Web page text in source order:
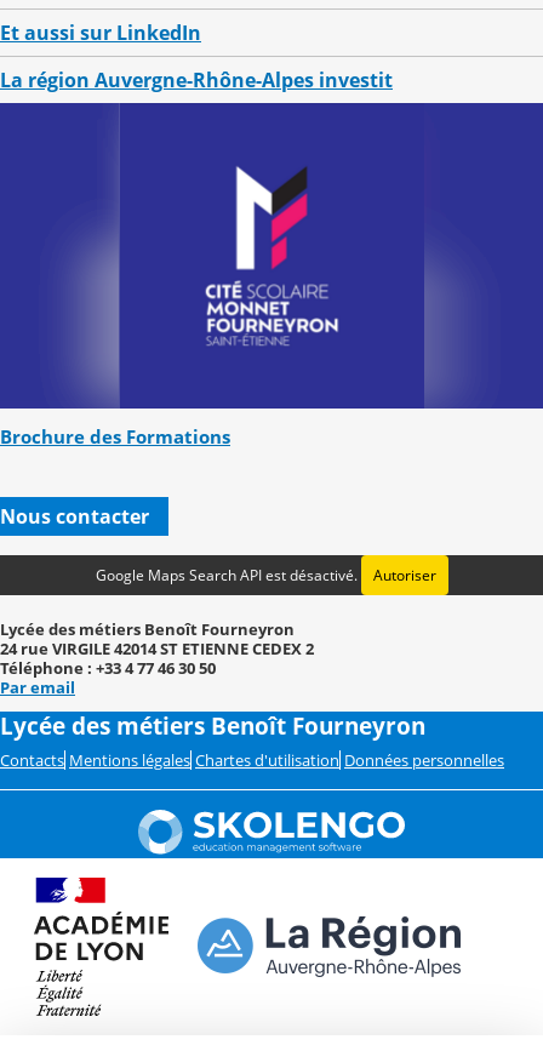
Et aussi sur LinkedIn
La région Auvergne-Rhône-Alpes investit
Brochure des Formations
Nous contacter
Google Maps Search API est désactivé. Autoriser
Lycée des métiers Benoît Fourneyron
24 rue VIRGILE 42014 ST ETIENNE CEDEX 2
Téléphone : +33 4 77 46 30 50
Par email
Lycée des métiers Benoît Fourneyron
Contacts Mentions légales Chartes d'utilisation Données personnelles